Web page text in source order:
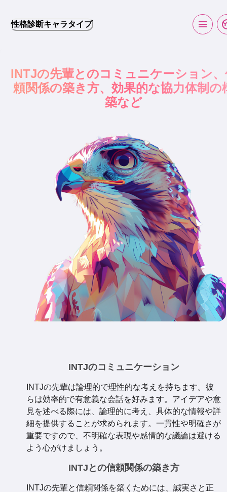
性格診断キャラタイプ
INTJの先輩とのコミュニケーション、
頼関係の築き方、効果的な協力体制の
築など
INTJのコミュニケーション
INTJの先輩は論理的で理性的な考えを持ちます。彼
らは効率的で有意義な会話を好みます。アイデアや意
見を述べる際には、論理的に考え、具体的な情報や詳
細を提供することが求められます。一貫性や明確さが
重要ですので、不明確な表現や感情的な議論は避ける
よう心がけましょう。
INTJとの信頼関係の築き方
INTJの先輩と信頼関係を築くためには、誠実さと正